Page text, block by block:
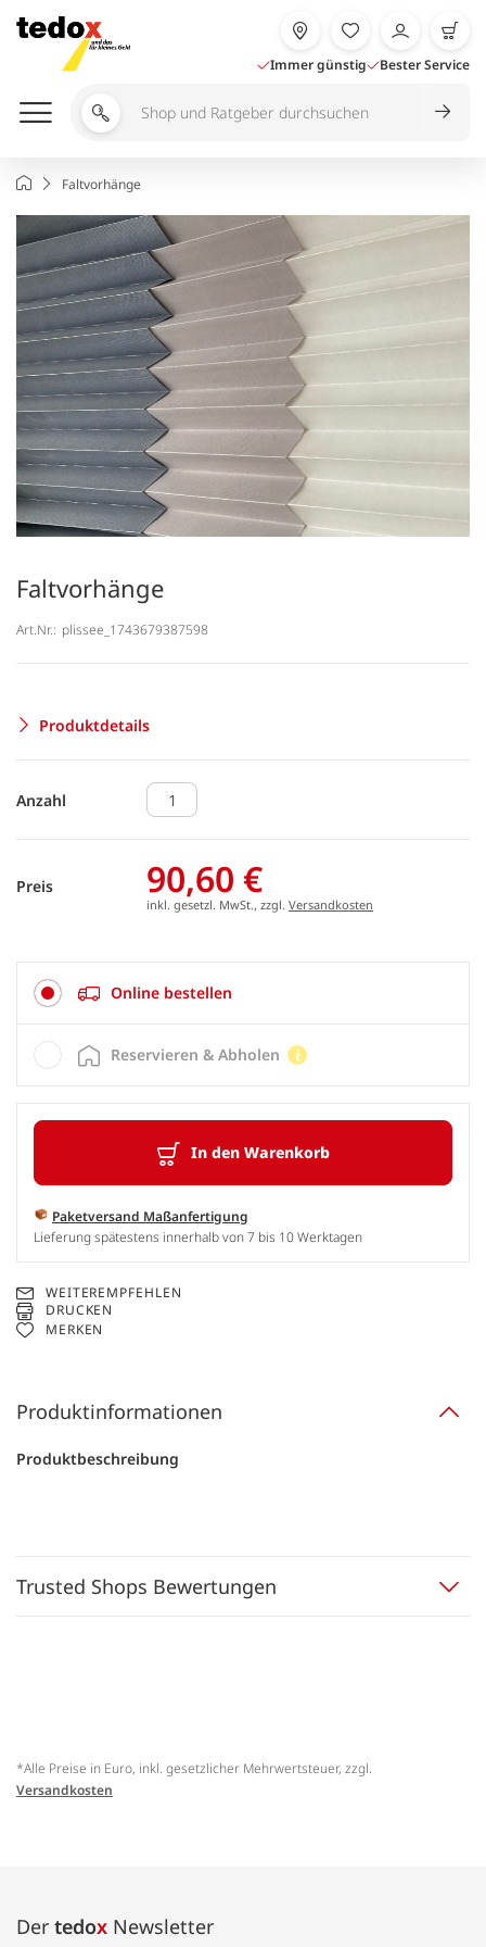
Inhalt
springen
Immer günstig Bester Service
Shop
durchsuchen
StartseiteFaltvorhänge
Faltvorhänge
Art.Nr.: plissee_1743679387598
Produktdetails
Anzahl
Preis 90,60 €
inkl. gesetzl. MwSt., zzgl. Versandkosten
Online bestellen
In den Warenkorb
Paketversand Maßanfertigung
Lieferung spätestens innerhalb von 7 bis 10 Werktagen
Reservieren & Abholen
WEITEREMPFEHLEN
DRUCKEN
MERKEN
Produktinformationen
Produktbeschreibung
Trusted Shops Bewertungen
*Alle Preise in Euro, inkl. gesetzlicher Mehrwertsteuer, zzgl.
Versandkosten
Der tedox Newsletter